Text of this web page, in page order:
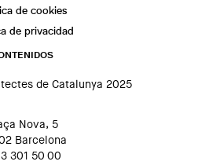
de cookies
de privacidad
de Catalunya 2025
Nova, 5
Barcelona
301 50 00